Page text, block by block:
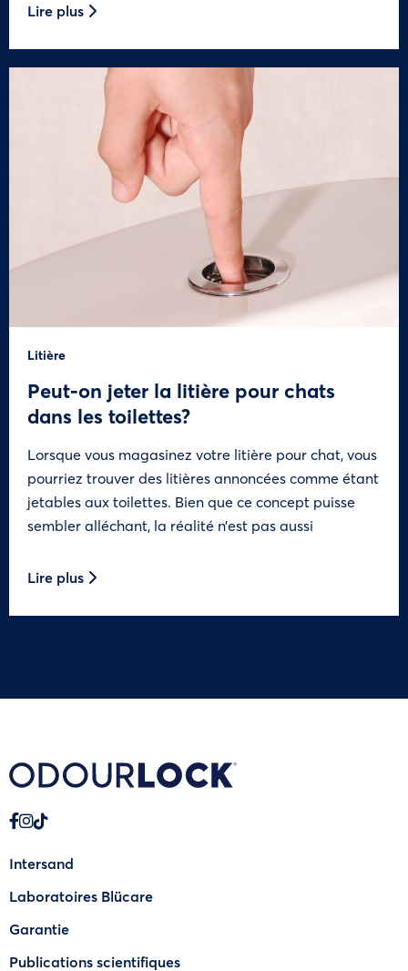
Lire plus
Litière
Peut-on jeter la litière pour chats
dans les toilettes?
Lorsque vous magasinez votre litière pour chat, vous
pourriez trouver des litières annoncées comme étant
jetables aux toilettes. Bien que ce concept puisse
sembler alléchant, la réalité n’est pas aussi
Lire plus
Intersand
Laboratoires Blücare
Garantie
Publications scientifiques